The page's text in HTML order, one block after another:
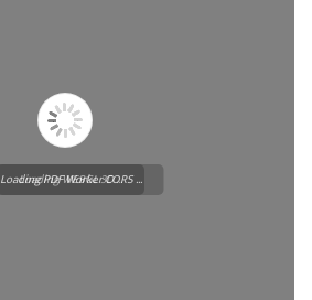
Loading WEBGL 3D ...
Loading PDF Worker CORS ...